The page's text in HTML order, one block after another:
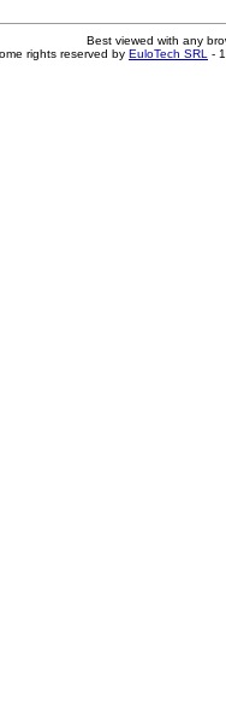
Best viewed with any
rights reserved by EuloTech SRL -